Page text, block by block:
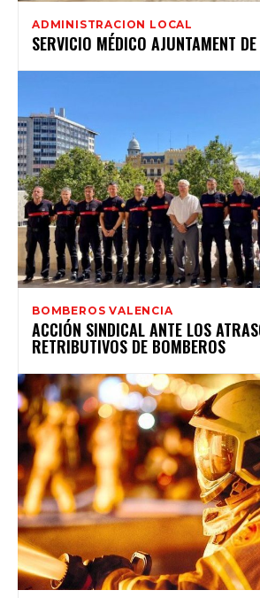
ADMINISTRACION LOCAL
SERVICIO MÉDICO AJUNTAMENT
BOMBEROS VALENCIA
ACCIÓN SINDICAL ANTE LOS
RETRIBUTIVOS DE BOMBEROS